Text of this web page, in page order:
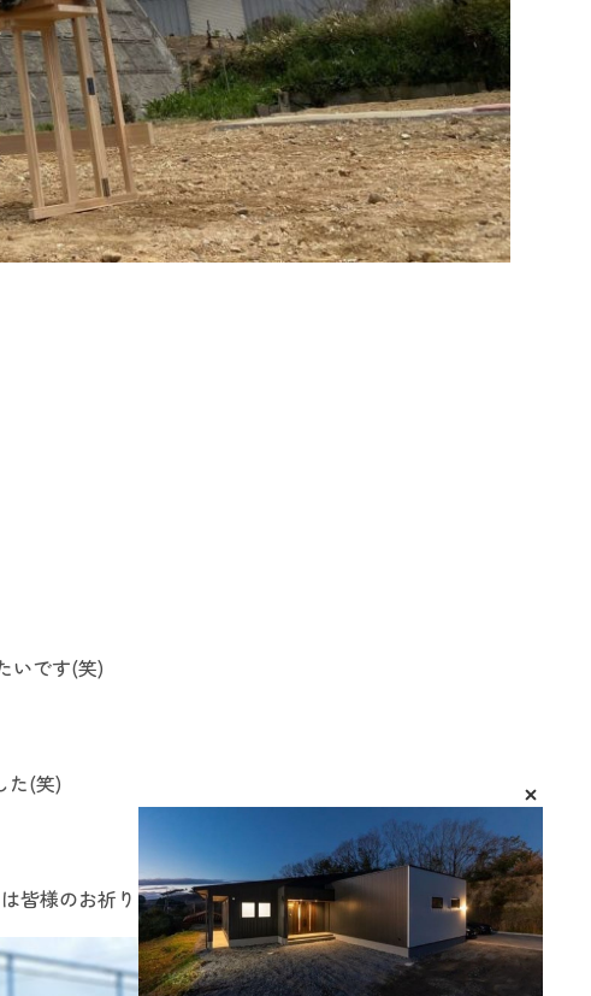
いです(笑)
た(笑)
皆様のお祈りを致しております(Ｔ▽Ｔ)